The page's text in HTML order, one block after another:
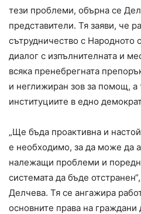
тези проблеми, обърна се
представители. Тя заяви, че
сътрудничество с Народното
диалог с изпълнителната и
всяка пренебрегната
и неглижиран зов за помощ, а
институциите в едно
„Ще бъда проактивна и
е необходимо, за да може да
належащи проблеми и
системата да бъде
Делчева. Тя се ангажира
основните права на граждани